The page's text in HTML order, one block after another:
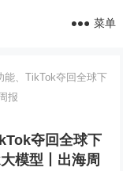
菜单
能、TikTok夺回全球下
报
夺回全球下
模型丨出海周